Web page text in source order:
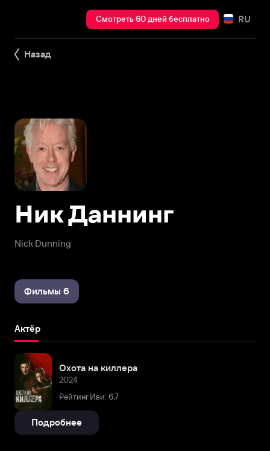
Смотреть 60 дней бесплатно RU
Назад
Nick Dunning
Ник Даннинг
Фильмы 6
Актёр
Охота на киллера
2024
Рейтинг Иви: 6,7
Подробнее